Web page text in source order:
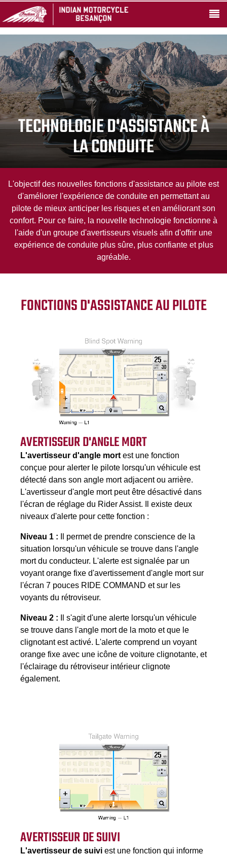
TECHNOLOGIE D'ASSISTANCE À
LA CONDUITE
L'objectif des nouvelles fonctions d'assistance au pilote est
d'améliorer l'expérience de conduite en permettant au
pilote de mieux anticiper les risques et en améliorant son
confort. Pour ce faire, la nouvelle technologie fonctionne à
l'aide d'un groupe d'avertisseurs visuels afin d'offrir une
expérience de conduite plus sûre, plus confiante et plus
agréable.
FONCTIONS D'ASSISTANCE AU PILOTE
AVERTISSEUR D'ANGLE MORT
L'avertisseur d'angle mort est une fonction
conçue pour alerter le pilote lorsqu'un véhicule est
détecté dans son angle mort adjacent ou arrière.
L'avertisseur d'angle mort peut être désactivé dans
l'écran de réglage du Rider Assist. Il existe deux
niveaux d'alerte pour cette fonction :
Niveau 1 :
Il permet de prendre conscience de la
situation lorsqu'un véhicule se trouve dans l'angle
mort du conducteur. L'alerte est signalée par un
voyant orange fixe d'avertissement d'angle mort sur
l'écran 7 pouces RIDE COMMAND et sur les
voyants du rétroviseur.
Niveau 2 :
Il s'agit d'une alerte lorsqu'un véhicule
se trouve dans l'angle mort de la moto et que le
clignotant est activé. L'alerte comprend un voyant
orange fixe avec une icône de voiture clignotante, et
l'éclairage du rétroviseur intérieur clignote
également.
AVERTISSEUR DE SUIVI
L'avertisseur de suivi est une fonction qui informe